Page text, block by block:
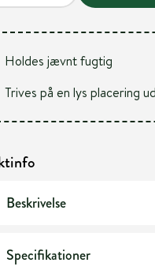
Holdes jævnt fugtig
Trives på en lys placering
Beskrivelse
Specifikationer